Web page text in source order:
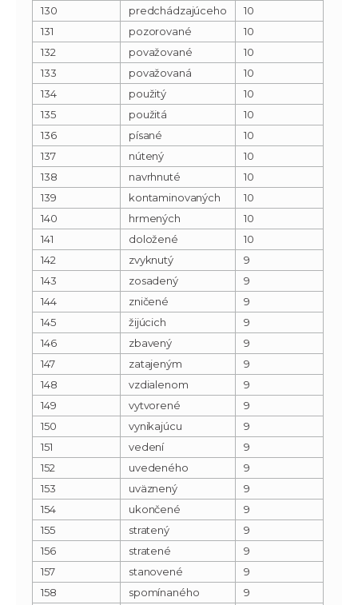
130
predchádzajúceho
10
131
pozorované
10
132
považované
10
133
považovaná
10
134
použitý
10
135
použitá
10
136
písané
10
137
nútený
10
138
navrhnuté
10
139
kontaminovaných
10
140
hrmených
10
141
doložené
10
142
zvyknutý
9
143
zosadený
9
144
zničené
9
145
žijúcich
9
146
zbavený
9
147
zatajeným
9
148
vzdialenom
9
149
vytvorené
9
150
vynikajúcu
9
151
vedení
9
152
uvedeného
9
153
uväznený
9
154
ukončené
9
155
stratený
9
156
stratené
9
157
stanovené
9
158
spomínaného
9